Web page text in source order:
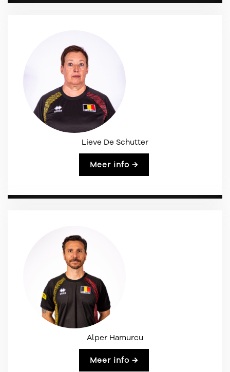
Lieve De Schutter
Meer info →
Alper Hamurcu
Meer info →